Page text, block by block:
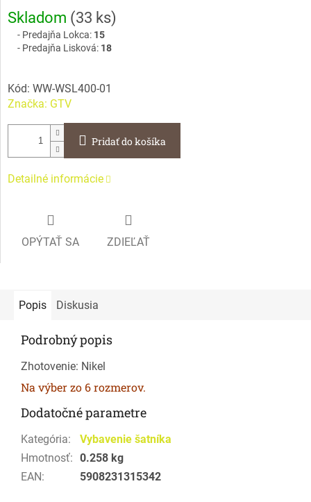
Jednotková
cena:
Skladom (33 ks)
Predajňa Lokca: 15
Predajňa Lisková: 18
Kód: WW-WSL400-01
Značka: GTV
Pridať do košíka
Detailné informácie
OPÝTAŤ SA ZDIEĽAŤ
Popis Diskusia
Podrobný popis
Zhotovenie: Nikel
Na výber zo 6 rozmerov.
Dodatočné parametre
Kategória:
Vybavenie šatníka
Hmotnosť: 0.258 kg
EAN: 5908231315342